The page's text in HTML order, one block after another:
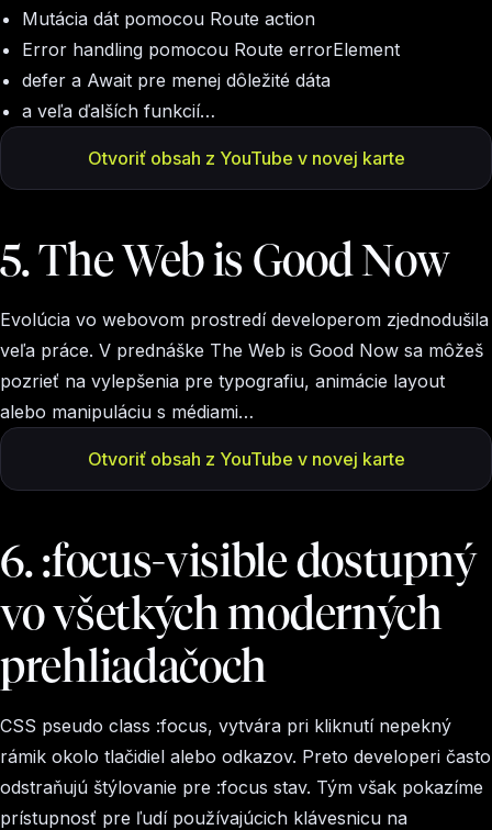
Mutácia dát pomocou Route action
Error handling pomocou Route errorElement
defer a Await pre menej dôležité dáta
a veľa ďalších funkcií…
Otvoriť obsah z YouTube v novej karte
5. The Web is Good Now
Evolúcia vo webovom prostredí developerom zjednodušila
veľa práce. V prednáške The Web is Good Now sa môžeš
pozrieť na vylepšenia pre typografiu, animácie layout
alebo manipuláciu s médiami…
Otvoriť obsah z YouTube v novej karte
6. :focus-visible dostupný
vo všetkých moderných
prehliadačoch
CSS pseudo class :focus, vytvára pri kliknutí nepekný
rámik okolo tlačidiel alebo odkazov. Preto developeri často
odstraňujú štýlovanie pre :focus stav. Tým však pokazíme
prístupnosť pre ľudí používajúcich klávesnicu na